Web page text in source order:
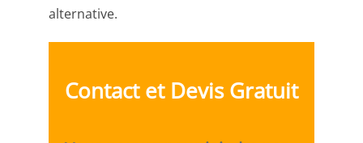
alternative.
Contact et Devis Gratuit